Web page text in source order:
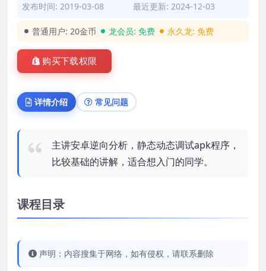
发布时间: 2019-03-08
最近更新: 2024-12-03
普通用户: 20金币 龙会员: 免费 永久龙: 免费
购买下载权限
详情介绍 常见问题
主讲安卓逆向分析，静态动态调试apk程序，
比较基础的讲解，适合想入门的同学。
课程目录
声明：内容搜集于网络，如有侵权，请联系删除